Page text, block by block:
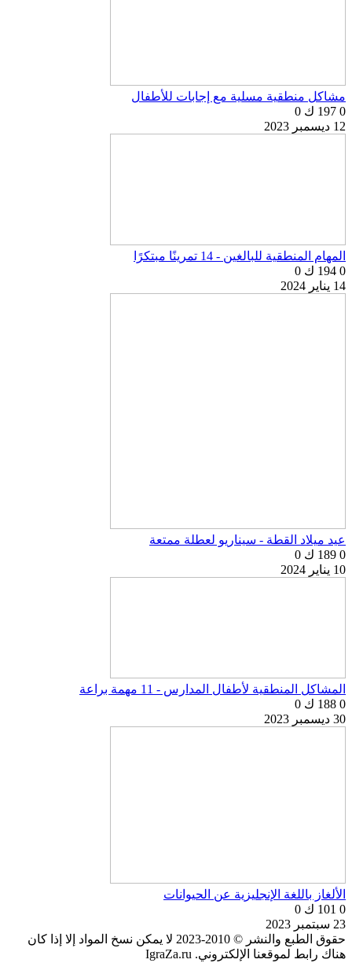
مشاكل منطقية مسلية مع إجابات للأطفال
0 197 ك
0
12 ديسمبر 2023
المهام المنطقية للبالغين - 14 تمرينًا مبتكرًا
0 194 ك
0
14 يناير 2024
عيد ميلاد القطة - سيناريو لعطلة ممتعة
0 189 ك
0
10 يناير 2024
المشاكل المنطقية لأطفال المدارس - 11 مهمة براعة
0 188 ك
0
30 ديسمبر 2023
الألغاز باللغة الإنجليزية عن الحيوانات
0 101 ك
0
23 سبتمبر 2023
حقوق الطبع والنشر © 2010-2023 لا يمكن نسخ المواد إلا إذا كان
هناك رابط لموقعنا الإلكتروني. IgraZa.ru